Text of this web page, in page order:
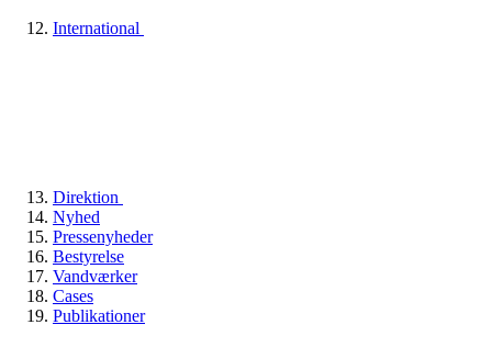
International
Direktion
Nyhed
Pressenyheder
Bestyrelse
Vandværker
Cases
Publikationer